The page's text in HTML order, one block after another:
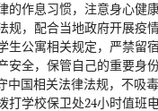
的作息习惯，注意身心健康
规，配合当地政府开展疫
生公寓相关规定，严禁留
安全，保管自己的重要身
中国相关法律法规，不吸
打学校保卫处24小时值班